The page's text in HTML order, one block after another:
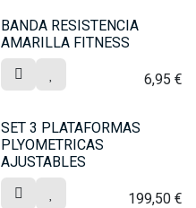
BANDA RESISTENCIA
AMARILLA FITNESS
6,95 €
SET 3 PLATAFORMAS
PLYOMETRICAS
AJUSTABLES
199,50€